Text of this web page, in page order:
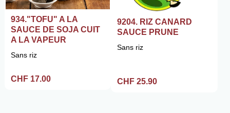
934."TOFU" A LA
SAUCE DE SOJA CUIT
A LA VAPEUR
Sans riz
CHF 17.00
9204. RIZ CANARD
SAUCE PRUNE
Sans riz
CHF 25.90